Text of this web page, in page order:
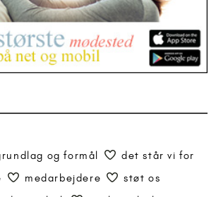
og formål
det står vi for
medarbejdere
støt os